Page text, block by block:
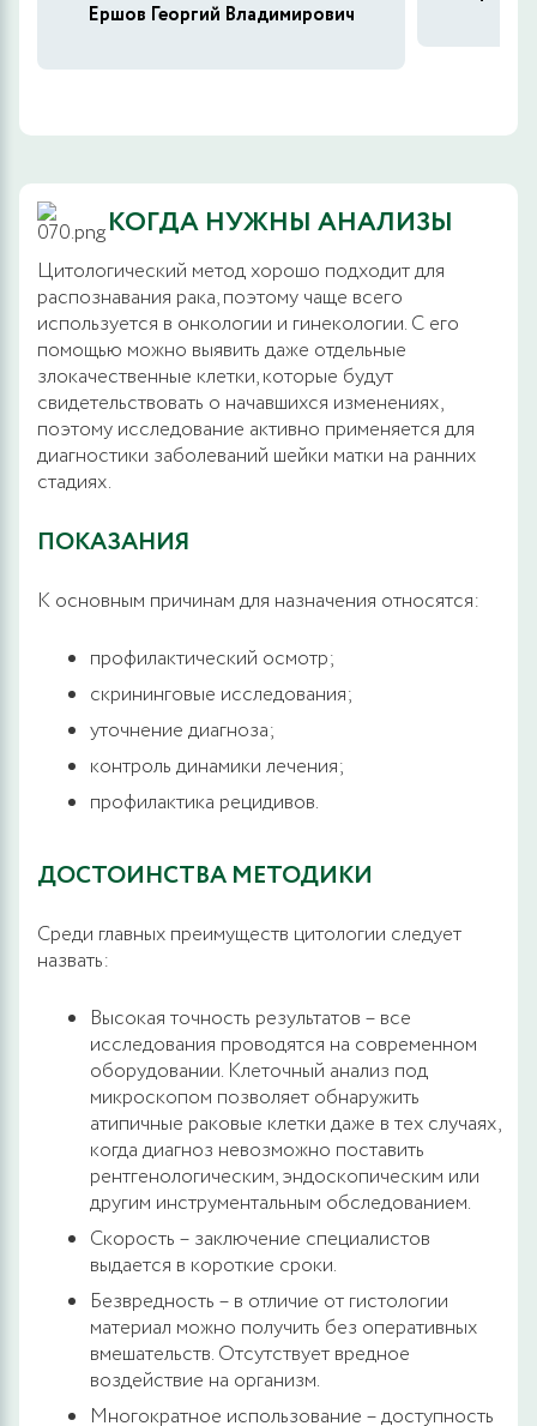
Ершов Георгий Владимирович
КОГДА НУЖНЫ АНАЛИЗЫ
Цитологический метод хорошо подходит для
распознавания рака, поэтому чаще всего
используется в онкологии и гинекологии. С его
помощью можно выявить даже отдельные
злокачественные клетки, которые будут
свидетельствовать о начавшихся изменениях,
поэтому исследование активно применяется для
диагностики заболеваний шейки матки на ранних
стадиях.
ПОКАЗАНИЯ
К основным причинам для назначения относятся:
профилактический осмотр;
скрининговые исследования;
уточнение диагноза;
контроль динамики лечения;
профилактика рецидивов.
ДОСТОИНСТВА МЕТОДИКИ
Среди главных преимуществ цитологии следует
назвать:
Высокая точность результатов – все
исследования проводятся на современном
оборудовании. Клеточный анализ под
микроскопом позволяет обнаружить
атипичные раковые клетки даже в тех случаях,
когда диагноз невозможно поставить
рентгенологическим, эндоскопическим или
другим инструментальным обследованием.
Скорость – заключение специалистов
выдается в короткие сроки.
Безвредность – в отличие от гистологии
материал можно получить без оперативных
вмешательств. Отсутствует вредное
воздействие на организм.
Многократное использование – доступность